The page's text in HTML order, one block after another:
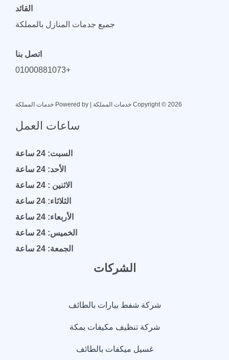
القائد
جميع جدمات المنازل بالمملكة
اتصل بنا
+01000881073
Copyright © 2026 خدمات المملكة | Powered by خدمات المملكة
ساعات العمل
السبت: 24 ساعة
الأحد: 24 ساعة
الاثنين : 24 ساعة
الثلاثاء: 24 ساعة
الأربعاء: 24 ساعة
الخميس: 24 ساعة
الجمعة: 24 ساعة
الشركات
شركة شفط بيارات بالطائف
شركة تنظيف مكيفات بمكة
غسيل ميكفات بالطائف